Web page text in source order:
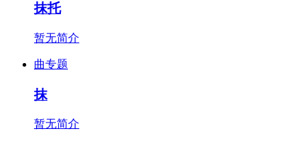
抹托
暂无简介
曲专题
抹
暂无简介